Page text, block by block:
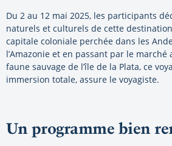
Du 2 au 12 mai 2025, les participants
naturels et culturels de cette
capitale coloniale perchée dans les
l’Amazonie et en passant par le marché
faune sauvage de l’île de la Plata, ce
immersion totale, assure le voyagiste.
Un programme bien